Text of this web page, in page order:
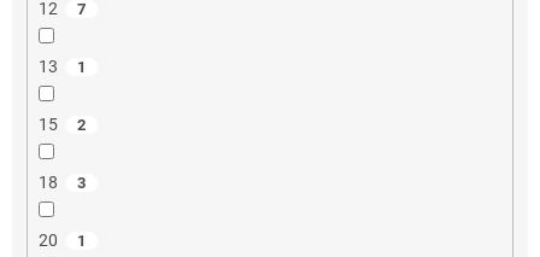
12 7
13 1
15 2
18 3
20 1